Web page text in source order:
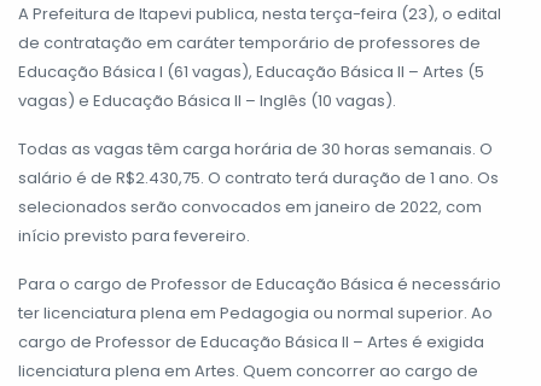
A Prefeitura de Itapevi publica, nesta terça-feira (23), o edital
de contratação em caráter temporário de professores de
Educação Básica I (61 vagas), Educação Básica II – Artes (5
vagas) e Educação Básica II – Inglês (10 vagas).
Todas as vagas têm carga horária de 30 horas semanais. O
salário é de R$2.430,75. O contrato terá duração de 1 ano. Os
selecionados serão convocados em janeiro de 2022, com
início previsto para fevereiro.
Para o cargo de Professor de Educação Básica é necessário
ter licenciatura plena em Pedagogia ou normal superior. Ao
cargo de Professor de Educação Básica II – Artes é exigida
licenciatura plena em Artes. Quem concorrer ao cargo de